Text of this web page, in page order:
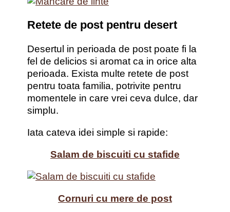
Retete de post pentru desert
Desertul in perioada de post poate fi la
fel de delicios si aromat ca in orice alta
perioada. Exista multe retete de post
pentru toata familia, potrivite pentru
momentele in care vrei ceva dulce, dar
simplu.
Iata cateva idei simple si rapide:
Salam de biscuiti cu stafide
Cornuri cu mere de post